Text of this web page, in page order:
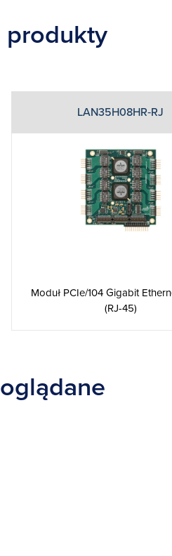
produkty
LAN35H08HR‑RJ
Moduł PCIe/104 Gigabit
(RJ-45)
oglądane